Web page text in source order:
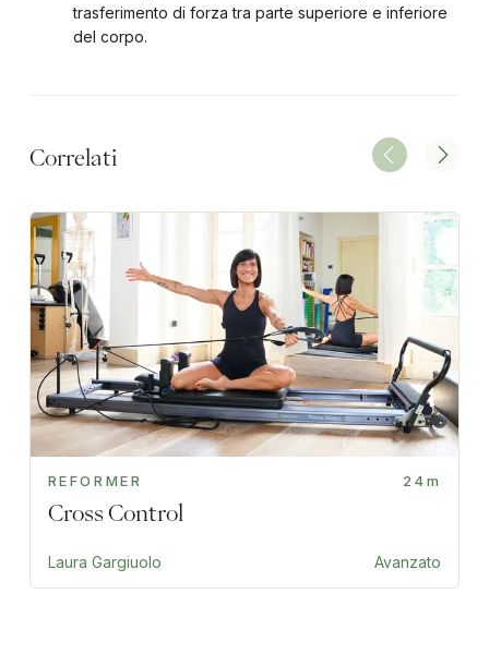
trasferimento di forza tra parte superiore e inferiore
del corpo.
Correlati
REFORMER 24m
Cross Control
Laura Gargiuolo Avanzato